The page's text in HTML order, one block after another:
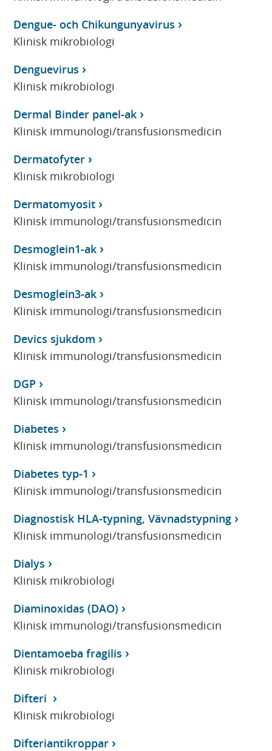
Dengue- och Chikungunyavirus
Klinisk mikrobiologi
Denguevirus
Klinisk mikrobiologi
Dermal Binder panel-ak
Klinisk immunologi/transfusionsmedicin
Dermatofyter
Klinisk mikrobiologi
Dermatomyosit
Klinisk immunologi/transfusionsmedicin
Desmoglein1-ak
Klinisk immunologi/transfusionsmedicin
Desmoglein3-ak
Klinisk immunologi/transfusionsmedicin
Devics sjukdom
Klinisk immunologi/transfusionsmedicin
DGP
Klinisk immunologi/transfusionsmedicin
Diabetes
Klinisk immunologi/transfusionsmedicin
Diabetes typ-1
Klinisk immunologi/transfusionsmedicin
Diagnostisk HLA-typning, Vävnadstypning
Klinisk immunologi/transfusionsmedicin
Dialys
Klinisk mikrobiologi
Diaminoxidas (DAO)
Klinisk immunologi/transfusionsmedicin
Dientamoeba fragilis
Klinisk mikrobiologi
Difteri
Klinisk mikrobiologi
Difteriantikroppar